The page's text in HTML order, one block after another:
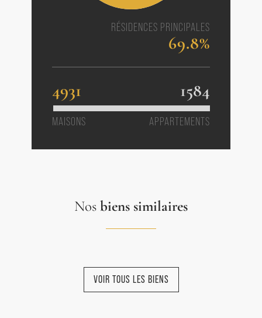
RÉSIDENCES PRINCIPALES
69.8%
4931 1584
MAISONS APPARTEMENTS
Nos biens similaires
VOIR TOUS LES BIENS